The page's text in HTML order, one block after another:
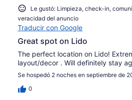
Le gustó: Limpieza, check-in,
veracidad del anuncio
Traducir con Google
Great spot on Lido
The perfect location on Lido!
layout/decor . Will definitely stay
Se hospedó 2 noches en septiembre de
0